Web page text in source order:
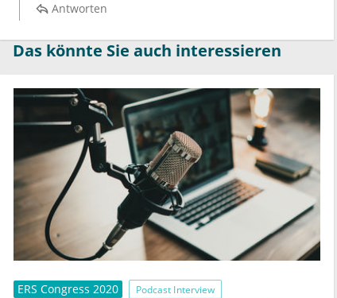
Antworten
Das könnte Sie auch interessieren
ERS Congress 2020 Podcast Interview